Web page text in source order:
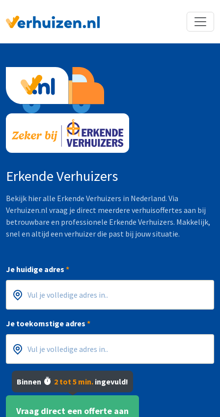
Erkende Verhuizers
Bekijk hier alle Erkende Verhuizers in Nederland. Via
Verhuizen.nl vraag je direct meerdere verhuisoffertes aan bij
betrouwbare en professionele Erkende Verhuizers. Makkelijk,
snel en altijd een verhuizer die past bij jouw situatie.
Je huidige adres *
Postcode*
Huisnummer*
Je toekomstige adres *
Postcode
Huisnummer*
Vraag direct een offerte aan
Binnen 2 tot 5 min. ingevuld!